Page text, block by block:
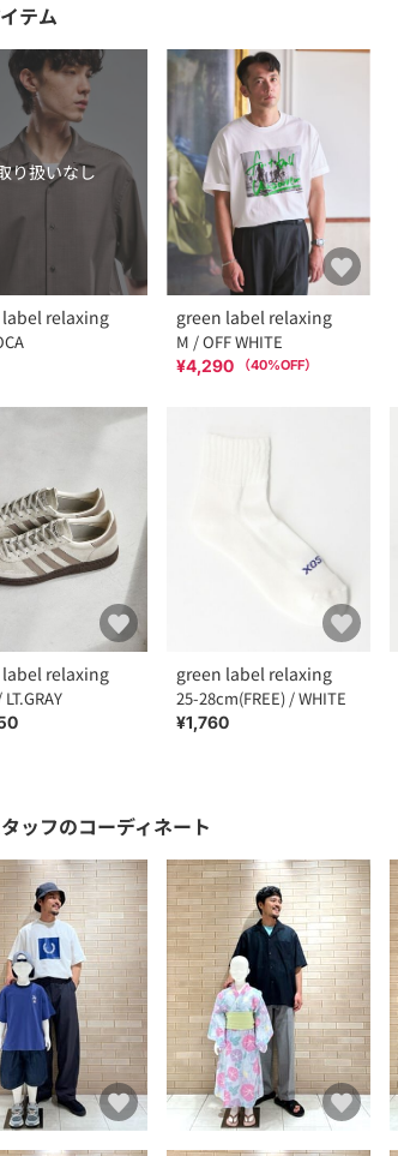
テム
り扱いなし
relaxing green label relaxing
M / OFF WHITE
¥4,290 （40%OFF）
relaxing green label relaxing
25-28cm(FREE) / WHITE
¥1,760
ッフのコーディネート